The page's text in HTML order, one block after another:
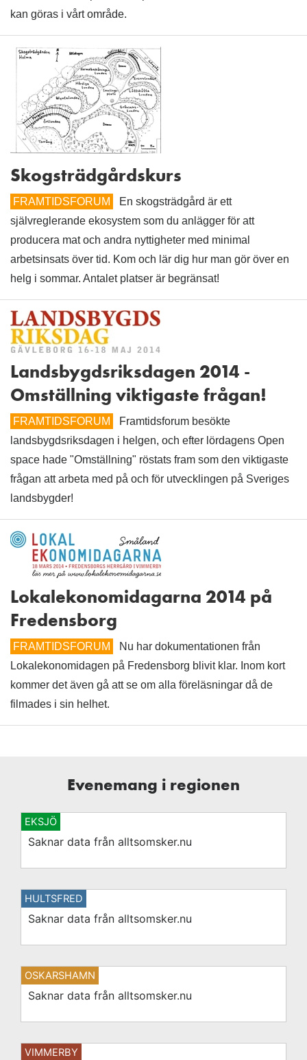
kan göras i vårt område.
Skogsträdgårdskurs
FRAMTIDSFORUM
En skogsträdgård är ett
självreglerande ekosystem som du anlägger för att
producera mat och andra nyttigheter med minimal
arbetsinsats över tid. Kom och lär dig hur man gör över en
helg i sommar. Antalet platser är begränsat!
Landsbygdsriksdagen 2014 -
Omställning viktigaste frågan!
FRAMTIDSFORUM
Framtidsforum besökte
landsbygdsriksdagen i helgen, och efter lördagens Open
space hade "Omställning" röstats fram som den viktigaste
frågan att arbeta med på och för utvecklingen på Sveriges
landsbygder!
Lokalekonomidagarna 2014 på
Fredensborg
FRAMTIDSFORUM
Nu har dokumentationen från
Lokalekonomidagen på Fredensborg blivit klar. Inom kort
kommer det även gå att se om alla föreläsningar då de
filmades i sin helhet.
Evenemang i regionen
EKSJÖ
Saknar data från alltsomsker.nu
HULTSFRED
Saknar data från alltsomsker.nu
OSKARSHAMN
Saknar data från alltsomsker.nu
VIMMERBY